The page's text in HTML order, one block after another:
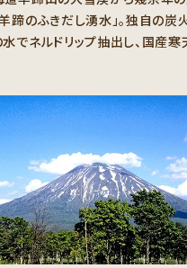
蹄のふきだし湧水」。独自の
水でネルドリップ抽出し、国産